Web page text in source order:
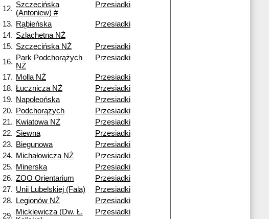
12. Szczecińska
(Antoniew) #
Przesiadki
13. Rąbieńska
Przesiadki
14. Szlachetna NŻ
15. Szczecińska NŻ
Przesiadki
16. Park Podchorążych
NŻ
Przesiadki
17. Molla NŻ
Przesiadki
18. Łucznicza NŻ
Przesiadki
19. Napoleońska
Przesiadki
20. Podchorążych
Przesiadki
21. Kwiatowa NŻ
Przesiadki
22. Siewna
Przesiadki
23. Biegunowa
Przesiadki
24. Michałowicza NŻ
Przesiadki
25. Minerska
Przesiadki
26. ZOO Orientarium
Przesiadki
27. Unii Lubelskiej (Fala)
Przesiadki
28. Legionów NŻ
Przesiadki
29. Mickiewicza (Dw. Ł.
Przesiadki